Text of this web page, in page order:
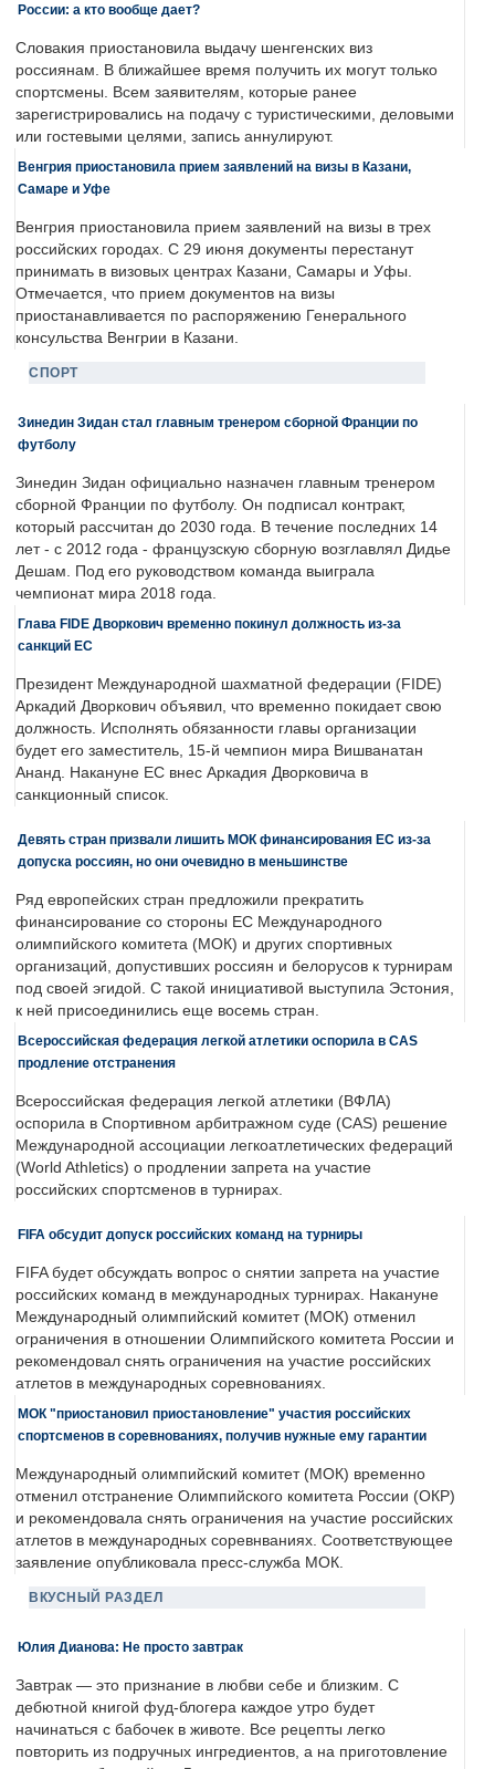
России: а кто вообще дает?
Словакия приостановила выдачу шенгенских виз
россиянам. В ближайшее время получить их могут только
спортсмены. Всем заявителям, которые ранее
зарегистрировались на подачу с туристическими, деловыми
или гостевыми целями, запись аннулируют.
Венгрия приостановила прием заявлений на визы в Казани,
Самаре и Уфе
Венгрия приостановила прием заявлений на визы в трех
российских городах. С 29 июня документы перестанут
принимать в визовых центрах Казани, Самары и Уфы.
Отмечается, что прием документов на визы
приостанавливается по распоряжению Генерального
консульства Венгрии в Казани.
СПОРТ
Зинедин Зидан стал главным тренером сборной Франции по
футболу
Зинедин Зидан официально назначен главным тренером
сборной Франции по футболу. Он подписал контракт,
который рассчитан до 2030 года. В течение последних 14
лет - с 2012 года - французскую сборную возглавлял Дидье
Дешам. Под его руководством команда выиграла
чемпионат мира 2018 года.
Глава FIDE Дворкович временно покинул должность из-за
санкций ЕС
Президент Международной шахматной федерации (FIDE)
Аркадий Дворкович объявил, что временно покидает свою
должность. Исполнять обязанности главы организации
будет его заместитель, 15-й чемпион мира Вишванатан
Ананд. Накануне ЕС внес Аркадия Дворковича в
санкционный список.
Девять стран призвали лишить МОК финансирования ЕС из-за
допуска россиян, но они очевидно в меньшинстве
Ряд европейских стран предложили прекратить
финансирование со стороны ЕС Международного
олимпийского комитета (МОК) и других спортивных
организаций, допустивших россиян и белорусов к турнирам
под своей эгидой. С такой инициативой выступила Эстония,
к ней присоединились еще восемь стран.
Всероссийская федерация легкой атлетики оспорила в CAS
продление отстранения
Всероссийская федерация легкой атлетики (ВФЛА)
оспорила в Спортивном арбитражном суде (CAS) решение
Международной ассоциации легкоатлетических федераций
(World Athletics) о продлении запрета на участие
российских спортсменов в турнирах.
FIFA обсудит допуск российских команд на турниры
FIFA будет обсуждать вопрос о снятии запрета на участие
российских команд в международных турнирах. Накануне
Международный олимпийский комитет (МОК) отменил
ограничения в отношении Олимпийского комитета России и
рекомендовал снять ограничения на участие российских
атлетов в международных соревнованиях.
МОК "приостановил приостановление" участия российских
спортсменов в соревнованиях, получив нужные ему гарантии
Международный олимпийский комитет (МОК) временно
отменил отстранение Олимпийского комитета России (ОКР)
и рекомендовала снять ограничения на участие российских
атлетов в международных соревнваниях. Соответствующее
заявление опубликовала пресс-служба МОК.
ВКУСНЫЙ РАЗДЕЛ
Юлия Дианова: Не просто завтрак
Завтрак — это признание в любви себе и близким. С
дебютной книгой фуд-блогера каждое утро будет
начинаться с бабочек в животе. Все рецепты легко
повторить из подручных ингредиентов, а на приготовление